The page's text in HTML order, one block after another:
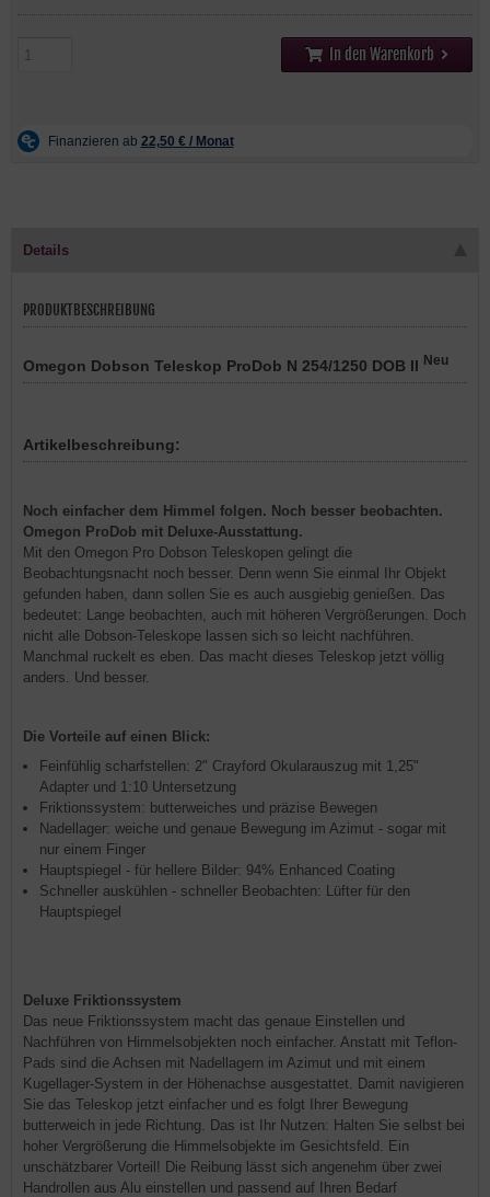
In den Warenkorb
Details
PRODUKTBESCHREIBUNG
Omegon Dobson Teleskop ProDob N 254/1250 DOB II Neu
Artikelbeschreibung:
Noch einfacher dem Himmel folgen. Noch besser beobachten.
Omegon ProDob mit Deluxe-Ausstattung.
Mit den Omegon Pro Dobson Teleskopen gelingt die
Beobachtungsnacht noch besser. Denn wenn Sie einmal Ihr Objekt
gefunden haben, dann sollen Sie es auch ausgiebig genießen. Das
bedeutet: Lange beobachten, auch mit höheren Vergrößerungen. Doch
nicht alle Dobson-Teleskope lassen sich so leicht nachführen.
Manchmal ruckelt es eben. Das macht dieses Teleskop jetzt völlig
anders. Und besser.
Die Vorteile auf einen Blick:
Feinfühlig scharfstellen: 2" Crayford Okularauszug mit 1,25"
Adapter und 1:10 Untersetzung
Friktionssystem: butterweiches und präzise Bewegen
Nadellager: weiche und genaue Bewegung im Azimut - sogar mit
nur einem Finger
Hauptspiegel - für hellere Bilder: 94% Enhanced Coating
Schneller auskühlen - schneller Beobachten: Lüfter für den
Hauptspiegel
Deluxe Friktionssystem
Das neue Friktionssystem macht das genaue Einstellen und
Nachführen von Himmelsobjekten noch einfacher. Anstatt mit Teflon-
Pads sind die Achsen mit Nadellagern im Azimut und mit einem
Kugellager-System in der Höhenachse ausgestattet. Damit navigieren
Sie das Teleskop jetzt einfacher und es folgt Ihrer Bewegung
butterweich in jede Richtung. Das ist Ihr Nutzen: Halten Sie selbst bei
hoher Vergrößerung die Himmelsobjekte im Gesichtsfeld. Ein
unschätzbarer Vorteil! Die Reibung lässt sich angenehm über zwei
Handrollen aus Alu einstellen und passend auf Ihren Bedarf